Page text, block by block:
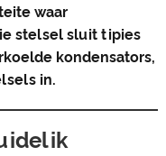
waar
stelsel sluit tipies
kondensators,
in.